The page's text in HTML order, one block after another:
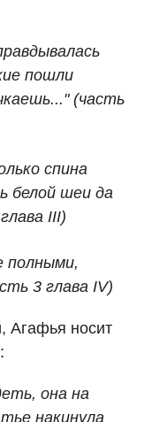
пошли
(часть
спина
белой шеи да
III)
полными,
3 глава IV)
Агафья носит
она на
накинула